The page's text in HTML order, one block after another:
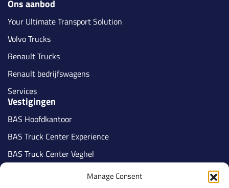
Manage Consent
Ons aanbod
Your Ultimate Transport Solution
Volvo Trucks
Renault Trucks
Renault bedrijfswagens
Services
Vestigingen
BAS Hoofdkantoor
BAS Truck Center Experience
BAS Truck Center Veghel
BAS Truck Center Tilburg